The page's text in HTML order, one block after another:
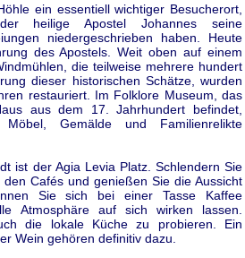
ein essentiell wichtiger Besucherort,
heilige Apostel Johannes seine
niedergeschrieben haben. Heute
des Apostels. Weit oben auf einem
die teilweise mehrere hundert
dieser historischen Schätze, wurden
restauriert. Im Folklore Museum, das
aus dem 17. Jahrhundert befindet,
Gemälde und Familienrelikte
ist der Agia Levia Platz. Schlendern Sie
Cafés und genießen Sie die Aussicht
Sie sich bei einer Tasse Kaffee
Atmosphäre auf sich wirken lassen.
die lokale Küche zu probieren. Ein
Wein gehören definitiv dazu.